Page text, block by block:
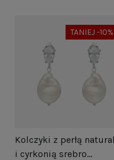
TANIEJ -10%
Kolczyki z perłą
i cyrkonią srebro